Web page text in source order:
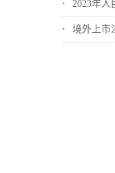
2023年人
境外上市